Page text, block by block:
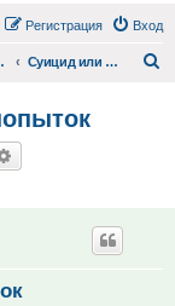
Вход
Регистрация
Суицид или Жизнь. Они сделали свой выбор